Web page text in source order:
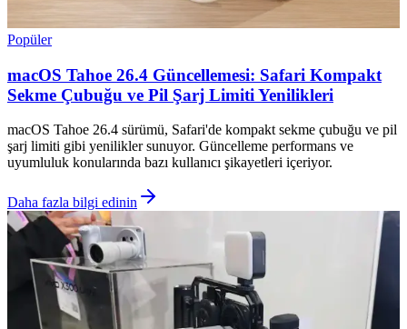
Popüler
macOS Tahoe 26.4 Güncellemesi: Safari Kompakt
Sekme Çubuğu ve Pil Şarj Limiti Yenilikleri
macOS Tahoe 26.4 sürümü, Safari'de kompakt sekme çubuğu ve pil
şarj limiti gibi yenilikler sunuyor. Güncelleme performans ve
uyumluluk konularında bazı kullanıcı şikayetleri içeriyor.
Daha fazla bilgi edinin